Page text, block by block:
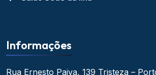
Informações
Rua Ernesto Paiva, 139 Tristeza –